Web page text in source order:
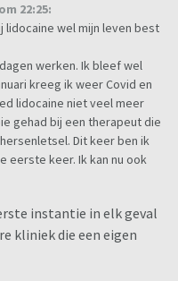
22:25:
lidocaine wel mijn leven best
werken. Ik bleef wel
kreeg ik weer Covid en
lidocaine niet veel meer
gehad bij een therapeut die
Dit keer ben ik
eerste keer. Ik kan nu ook
instantie in elk geval
kliniek die een eigen